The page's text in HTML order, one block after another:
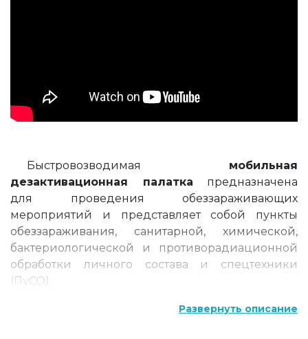
Быстровозводимая мобильная
дезактивационная палатка предназначена
для проведения обеззараживающих
мероприятий и представляет собой пункты
обеззараживания, санитарной, химической,
бактериологической и противорадиационной
обработки личного состава и спецтехники
(ПуСО).
Дезинфекционная мобильная камера
Развернуть описание